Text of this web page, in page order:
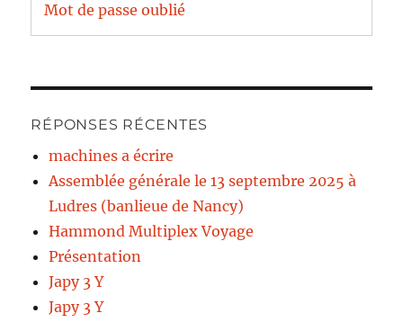
Mot de passe oublié
RÉPONSES RÉCENTES
machines a écrire
Assemblée générale le 13 septembre 2025 à
Ludres (banlieue de Nancy)
Hammond Multiplex Voyage
Présentation
Japy 3 Y
Japy 3 Y